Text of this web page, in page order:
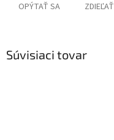
OPÝTAŤ SA ZDIEĽAŤ
Súvisiaci tovar